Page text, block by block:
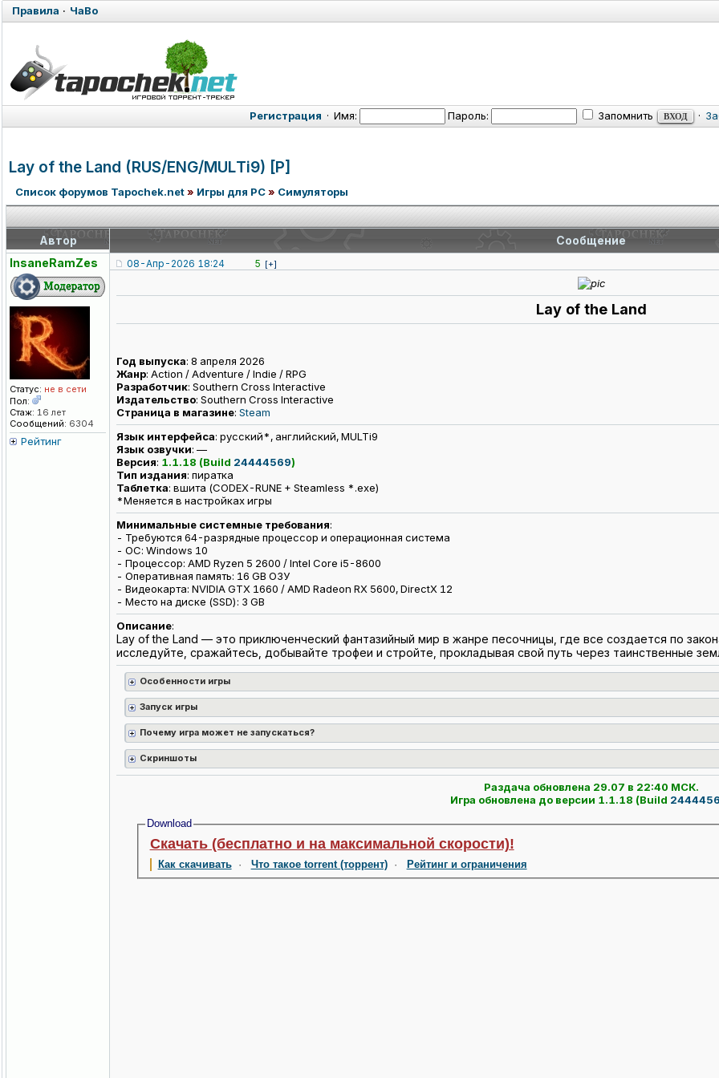
Правила · ЧаВо
Регистрация · Имя: Пароль: Запомнить ·
Lay of the Land (RUS/ENG/MULTi9) [P]
Список форумов Tapochek.net» Игры для PC» Симуляторы
Автор
Сообщение
InsaneRamZes
Статус: не в сети
Пол:
Стаж: 16 лет
Сообщений: 6304
Рейтинг
08-Апр-2026 18:24 5 [+]
Lay of the Land
Год выпуска: 8 апреля 2026
Жанр: Action / Adventure / Indie / RPG
Разработчик: Southern Cross Interactive
Издательство: Southern Cross Interactive
Страница в магазине: Steam
Язык интерфейса: русский*, английский, MULTi9
Язык озвучки: —
Версия: 1.1.18 (Build 24444569)
Тип издания: пиратка
Таблeтка: вшита (CODEX-RUNE + Steamless *.exe)
*Меняется в настройках игры
Минимальные системные требования:
- Требуются 64-разрядные процессор и операционная система
- ОС: Windows 10
- Процессор: AMD Ryzen 5 2600 / Intel Core i5-8600
- Оперативная память: 16 GB ОЗУ
- Видеокарта: NVIDIA GTX 1660 / AMD Radeon RX 5600, DirectX 12
- Место на диске (SSD): 3 GB
Описание:
Lay of the Land — это приключенческий фантазийный мир в жанре песочницы, где все создается по
исследуйте, сражайтесь, добывайте трофеи и стройте, прокладывая свой путь через таинственные
Особенности игры
Запуск игры
Почему игра может не запускаться?
Скриншоты
Раздача обновлена 29.07 в 22:40 МСК.
Игра обновлена до версии 1.1.18 (Build
Download
Скачать (бесплатно и на максимальной скорости)!
Как скачивать· Что такое torrent (торрент)· Рейтинг и ограничения